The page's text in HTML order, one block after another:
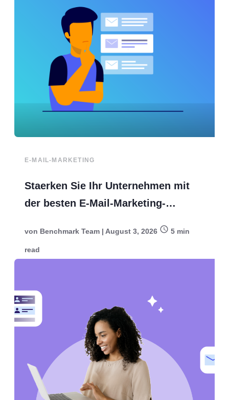
E-MAIL-MARKETING
Staerken Sie Ihr Unternehmen mit
der besten E-Mail-Marketing-
von Benchmark Team | August 3, 2026 5 min
read